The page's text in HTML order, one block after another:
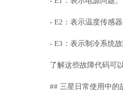
- E2：表示温度传感器
- E3：表示制冷系统故
了解这些故障代码可
## 三星日常使用中的